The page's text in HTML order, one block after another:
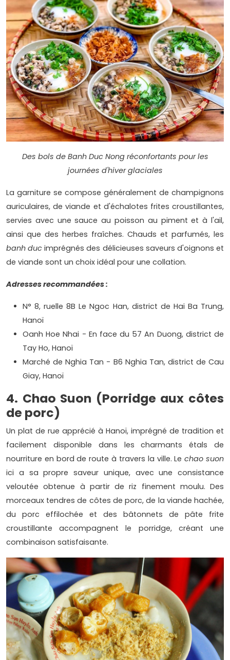
Des bols de Banh Duc Nong réconfortants pour les
journées d'hiver glaciales
La garniture se compose généralement de champignons
auriculaires, de viande et d'échalotes frites croustillantes,
servies avec une sauce au poisson au piment et à l'ail,
ainsi que des herbes fraîches. Chauds et parfumés, les
banh duc imprégnés des délicieuses saveurs d'oignons et
de viande sont un choix idéal pour une collation.
Adresses recommandées :
N° 8, ruelle 8B Le Ngoc Han, district de Hai Ba Trung,
Hanoï
Oanh Hoe Nhai - En face du 57 An Duong, district de
Tay Ho, Hanoï
Marché de Nghia Tan - B6 Nghia Tan, district de Cau
Giay, Hanoï
4. Chao Suon (Porridge aux côtes
de porc)
Un plat de rue apprécié à Hanoï, imprégné de tradition et
facilement disponible dans les charmants étals de
nourriture en bord de route à travers la ville. Lechao suon
ici a sa propre saveur unique, avec une consistance
veloutée obtenue à partir de riz finement moulu. Des
morceaux tendres de côtes de porc, de la viande hachée,
du porc effilochée et des bâtonnets de pâte frite
croustillante accompagnent le porridge, créant une
combinaison satisfaisante.